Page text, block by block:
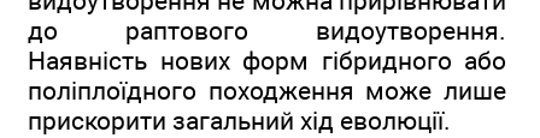
до раптового видоутворення.
Наявність нових форм гібридного або
поліплоїдного походження може лише
прискорити загальний хід еволюції.